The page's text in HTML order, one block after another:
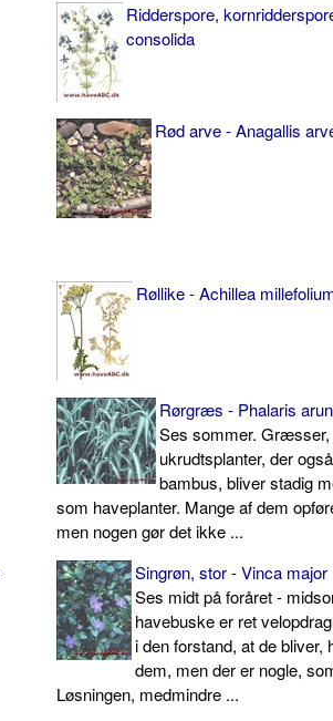
Ridderspore,
consolida
Rød arve - Anagallis
Røllike - Achillea
Rørgræs - Phalaris
Ses sommer. Græsser,
ukrudtsplanter, der
bambus, bliver stadig
som haveplanter. Mange af dem
men nogen gør det ikke ...
Singrøn, stor - Vinca major
Ses midt på foråret -
havebuske er ret
i den forstand, at de bliver,
dem, men der er nogle,
Løsningen, medmindre ...